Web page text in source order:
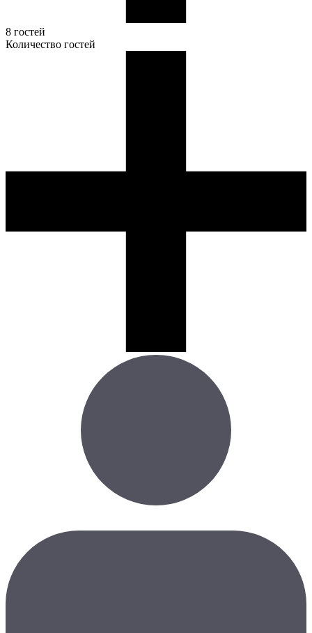
8 гостей
Количество гостей